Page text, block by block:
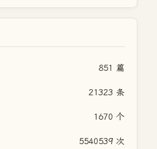
851 篇
21323 条
1670 个
5540539 次